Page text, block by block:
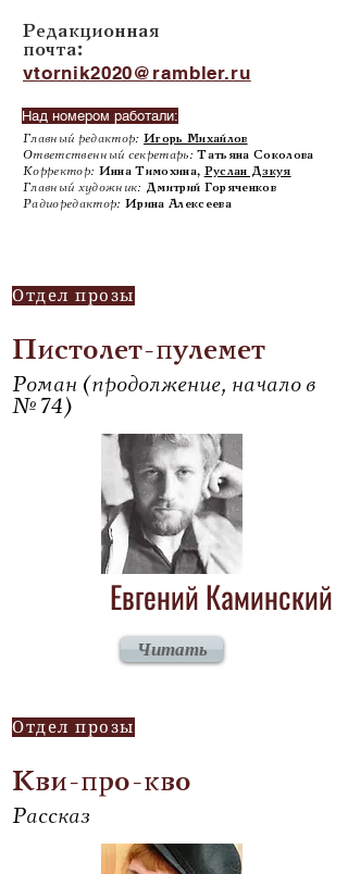
Редакционная
почта:
vtornik2020@rambler.ru
Над номером работали:
Главный редактор: Игорь Михайлов
Ответственный секретарь: Татьяна Соколова
Корректор: Инна Тимохина, Руслан Дзкуя
Главный художник: Дмитрий Горяченков
Радиоредактор: Ирина Алексеева
Отдел прозы
Пистолет-пулемет
Роман (продолжение, начало в
№ 74)
Евгений Каминский
Читать
Отдел прозы
Кви-про-кво
Рассказ